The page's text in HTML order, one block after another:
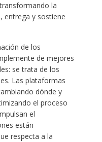
la
entrega y sostiene
de los
de mejores
se trata de los
Las plataformas
dónde y
el proceso
el
están
respecta a la